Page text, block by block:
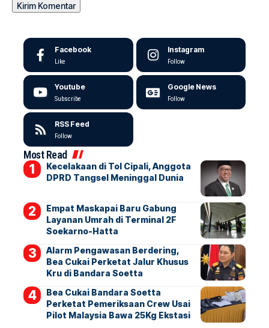
Facebook
Like
Instagram
Follow
Youtube
Subscribe
Google News
Follow
RSS Feed
Follow
Most Read
Kecelakaan di Tol Cipali, Anggota
DPRD Tangsel Meninggal Dunia
Empat Maskapai Baru Gabung
Layanan Umrah di Terminal 2F
Soekarno-Hatta
Alarm Pengawasan Berdering,
Bea Cukai Perketat Jalur Khusus
Kru di Bandara Soetta
Bea Cukai Bandara Soetta
Perketat Pemeriksaan Crew Usai
Pilot Malaysia Bawa 25Kg Ekstasi